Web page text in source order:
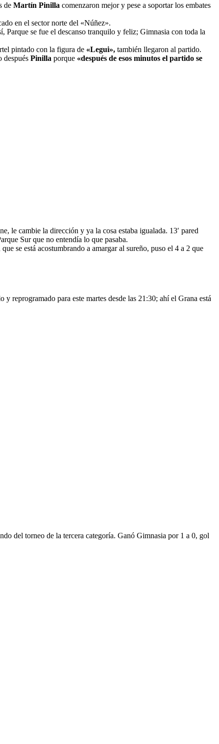
de Martín Pinilla comenzaron mejor y pese a soportar los embates
en el sector norte del «Núñez».
Parque se fue el descanso tranquilo y feliz; Gimnasia con toda la
pintado con la figura de «Legui», también llegaron al partido.
después Pinilla porque «después de esos minutos el partido se
le cambie la dirección y ya la cosa estaba igualada. 13′ pared
Sur que no entendía lo que pasaba.
que se está acostumbrando a amargar al sureño, puso el 4 a 2 que
reprogramado para este martes desde las 21:30; ahí el Grana está
del torneo de la tercera categoría. Ganó Gimnasia por 1 a 0, gol